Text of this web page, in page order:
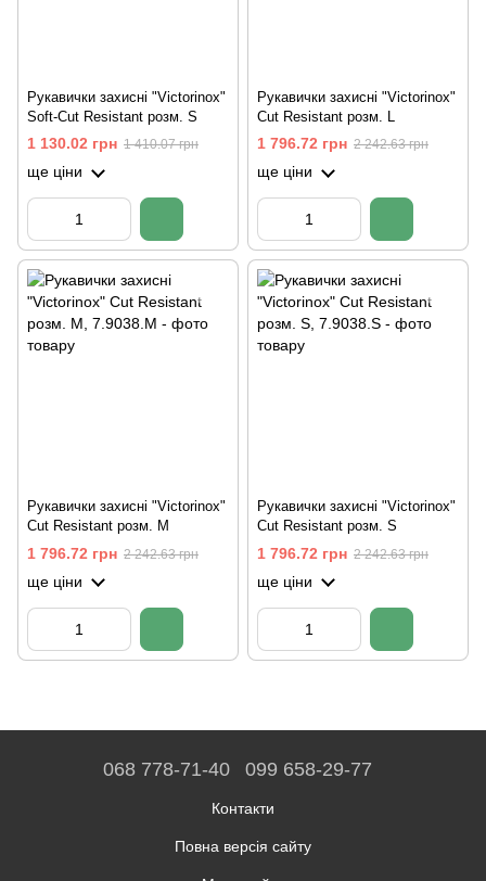
Рукавички захисні "Victorinox"
Soft-Cut Resistant розм. S
1 130.02 грн 1 410.07 грн
ще ціни
Рукавички захисні "Victorinox"
Cut Resistant розм. L
1 796.72 грн 2 242.63 грн
ще ціни
Рукавички захисні "Victorinox"
Cut Resistant розм. M
1 796.72 грн 2 242.63 грн
ще ціни
Рукавички захисні "Victorinox"
Cut Resistant розм. S
1 796.72 грн 2 242.63 грн
ще ціни
068 778-71-40 099 658-29-77
Контакти
Повна версія сайту